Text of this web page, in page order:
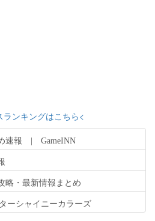
ランキングはこちら<
速報 | GameINN
略・最新情報まとめ
ーシャイニーカラーズ